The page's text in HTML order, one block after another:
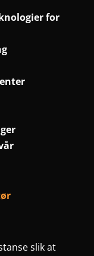
for
slik at